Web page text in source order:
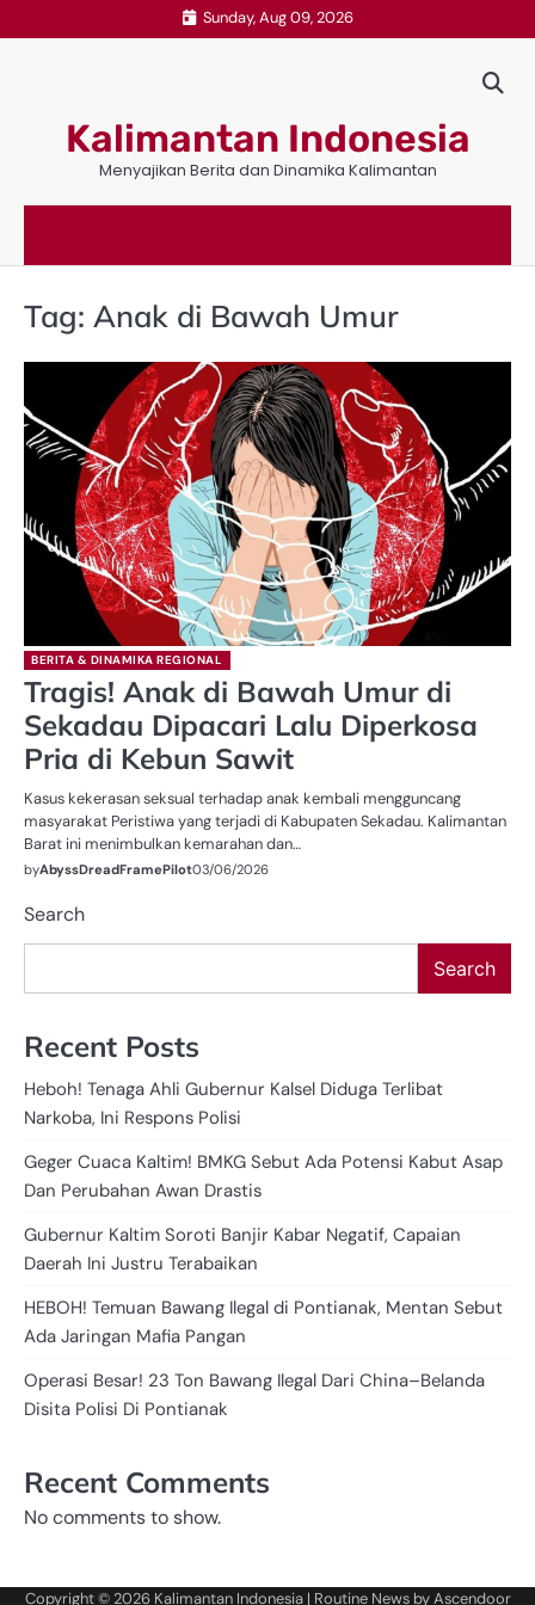
to
Sunday, Aug 09, 2026
Kalimantan Indonesia
Menyajikan Berita dan Dinamika Kalimantan
Tag: Anak di Bawah Umur
BERITA & DINAMIKA REGIONAL
Tragis! Anak di Bawah Umur di
Sekadau Dipacari Lalu Diperkosa
Pria di Kebun Sawit
Kasus kekerasan seksual terhadap anak kembali mengguncang
masyarakat Peristiwa yang terjadi di Kabupaten Sekadau. Kalimantan
Barat ini menimbulkan kemarahan dan…
byAbyssDreadFramePilot03/06/2026
Search
Search
Recent Posts
Heboh! Tenaga Ahli Gubernur Kalsel Diduga Terlibat
Narkoba, Ini Respons Polisi
Geger Cuaca Kaltim! BMKG Sebut Ada Potensi Kabut Asap
Dan Perubahan Awan Drastis
Gubernur Kaltim Soroti Banjir Kabar Negatif, Capaian
Daerah Ini Justru Terabaikan
HEBOH! Temuan Bawang Ilegal di Pontianak, Mentan Sebut
Ada Jaringan Mafia Pangan
Operasi Besar! 23 Ton Bawang Ilegal Dari China–Belanda
Disita Polisi Di Pontianak
Recent Comments
No comments to show.
Copyright © 2026 Kalimantan Indonesia| Routine News byAscendoor